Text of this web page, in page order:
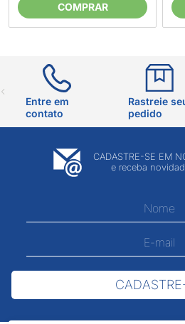
COMPRAR
Entre em
contato
Rastreie
pedido
CADASTRE-SE EM
e receba